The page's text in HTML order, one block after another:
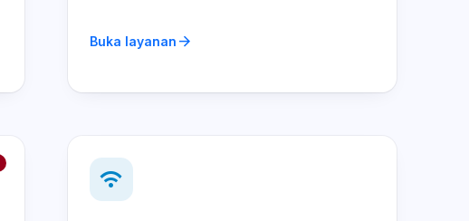
Buka layanan arrow_forward
wifi